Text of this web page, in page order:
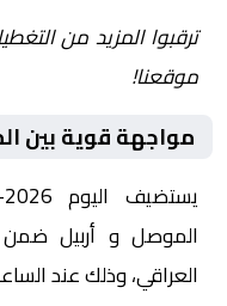
ترقبوا المزيد من
موقعنا!
مواجهة قوية بين
الموصل و أربيل ضمن
العراقي، وذلك عند الساعة 16:30 بتوقيت